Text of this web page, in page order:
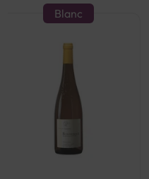
Blanc